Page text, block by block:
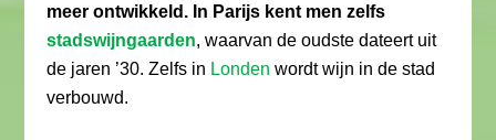
meer ontwikkeld. In Parijs kent men zelfs
stadswijngaarden, waarvan de oudste dateert uit
de jaren ’30. Zelfs in Londen wordt wijn in de stad
verbouwd.